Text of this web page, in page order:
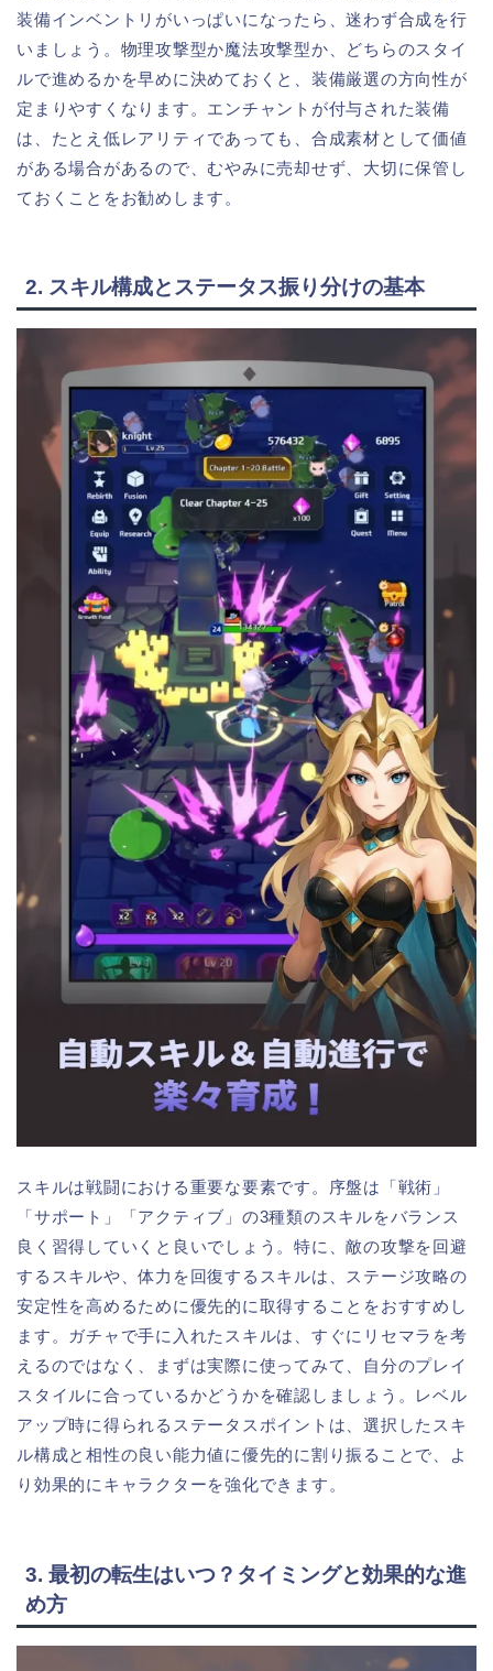
装備インベントリがいっぱいになったら、迷わず合成を行
いましょう。物理攻撃型か魔法攻撃型か、どちらのスタイ
ルで進めるかを早めに決めておくと、装備厳選の方向性が
定まりやすくなります。エンチャントが付与された装備
は、たとえ低レアリティであっても、合成素材として価値
がある場合があるので、むやみに売却せず、大切に保管し
ておくことをお勧めします。
2. スキル構成とステータス振り分けの基本
スキルは戦闘における重要な要素です。序盤は「戦術」
「サポート」「アクティブ」の3種類のスキルをバランス
良く習得していくと良いでしょう。特に、敵の攻撃を回避
するスキルや、体力を回復するスキルは、ステージ攻略の
安定性を高めるために優先的に取得することをおすすめし
ます。ガチャで手に入れたスキルは、すぐにリセマラを考
えるのではなく、まずは実際に使ってみて、自分のプレイ
スタイルに合っているかどうかを確認しましょう。レベル
アップ時に得られるステータスポイントは、選択したスキ
ル構成と相性の良い能力値に優先的に割り振ることで、よ
り効果的にキャラクターを強化できます。
3. 最初の転生はいつ？タイミングと効果的な進
め方